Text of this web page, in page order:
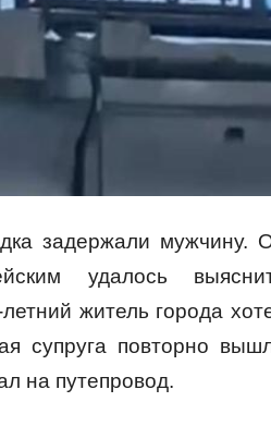
задержали мужчину.
удалось
житель города
супруга повторно
на путепровод.